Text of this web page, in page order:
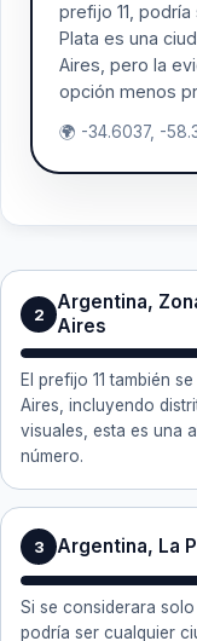
prefijo 11,
Plata es una
Aires, pero la
opción menos
🌍 -34.6037, -
2
Argentina,
Aires
El prefijo 11 también
Aires, incluyendo
visuales, esta es una
número.
3 Argentina, La
Si se considerara solo
podría ser cualquier